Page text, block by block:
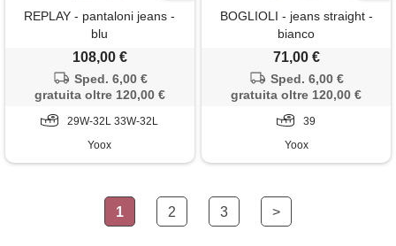
REPLAY - pantaloni jeans -
blu
108,00 €
Sped. 6,00 €
gratuita oltre 120,00 €
29W-32L 33W-32L
Yoox
BOGLIOLI - jeans straight -
bianco
71,00 €
Sped. 6,00 €
gratuita oltre 120,00 €
39
Yoox
1 2 3 >